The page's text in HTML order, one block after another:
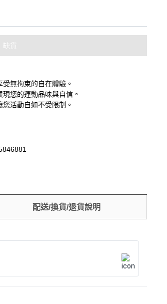
缺貨
無拘束的自在體驗。
您的運動品味與自信。
活動自如不受限制。
配送/換貨/退貨說明